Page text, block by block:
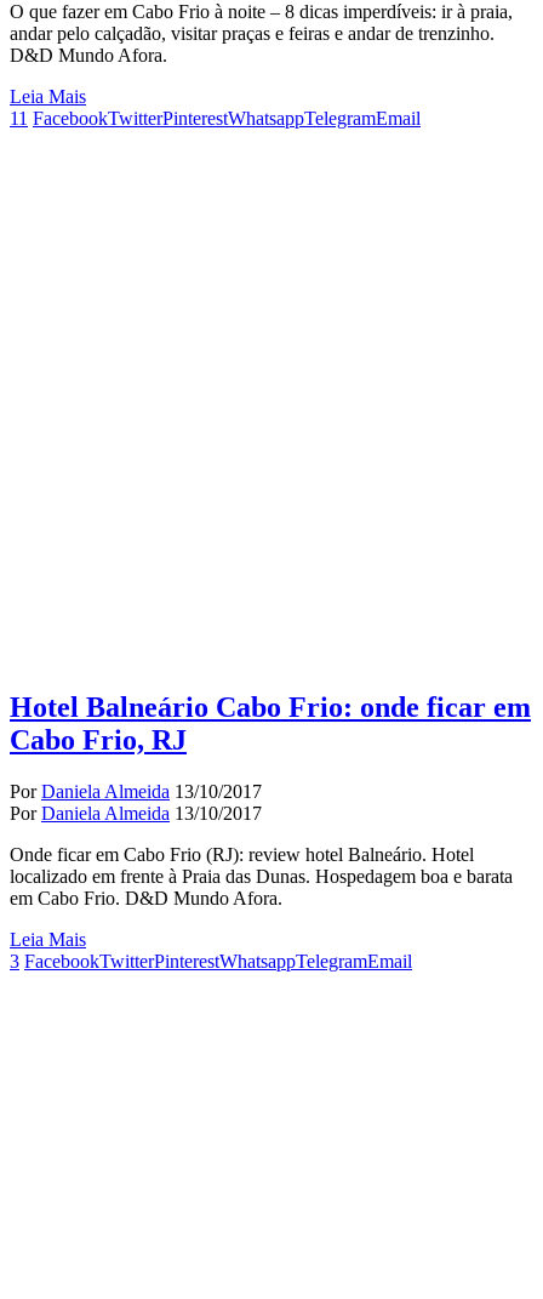
O que fazer em Cabo Frio à noite – 8 dicas imperdíveis: ir à praia,
andar pelo calçadão, visitar praças e feiras e andar de trenzinho.
D&D Mundo Afora.
Leia Mais
11 FacebookTwitterPinterestWhatsappTelegramEmail
Hotel Balneário Cabo Frio: onde ficar em
Cabo Frio, RJ
PorDaniela Almeida 13/10/2017
PorDaniela Almeida 13/10/2017
Onde ficar em Cabo Frio (RJ): review hotel Balneário. Hotel
localizado em frente à Praia das Dunas. Hospedagem boa e barata
em Cabo Frio. D&D Mundo Afora.
Leia Mais
3 FacebookTwitterPinterestWhatsappTelegramEmail